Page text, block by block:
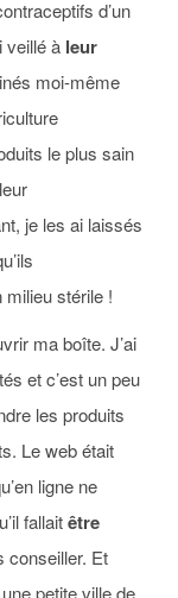
d’un
veillé à leur
moi-même
le plus sain
je les ai laissés
milieu stérile !
ma boîte. J’ai
et c’est un peu
les produits
Le web était
ligne ne
fallaitêtre
conseiller. Et